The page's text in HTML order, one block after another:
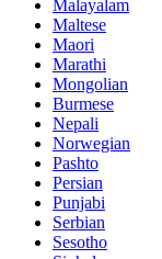
Malayalam
Maltese
Maori
Marathi
Mongolian
Burmese
Nepali
Norwegian
Pashto
Persian
Punjabi
Serbian
Sesotho